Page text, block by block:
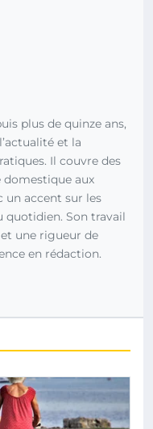
plus de quinze ans,
et la
Il couvre des
domestique aux
un accent sur les
quotidien. Son travail
une rigueur de
en rédaction.